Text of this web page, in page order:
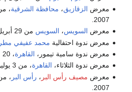
معرض الزقازيق، محافظة الشرقية
2007.
معرض السويس، السويس من 29 أبريل إلى 7 مايو، 2007.
معرض ندوة احتفالية محمد عفيفي مطر
معرض ندوة سامية تيمور، القاهرة، 20 مايو، 2007.
معرض ندوة الثلاثاء، القاهرة، من 3 يوليو إلى 14 أغسطس،2007.
معرض مصيف رأس البر ، رأس البر
2007.